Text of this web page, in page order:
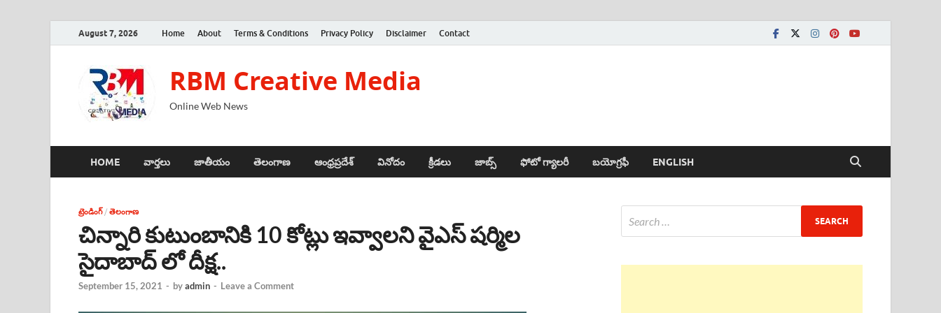
August 7, 2026 Home About Terms & Conditions Privacy Policy Disclaimer Contact
RBM Creative Media
Online Web News
HOME వార్తలు జాతీయం తెలంగాణ ఆంధ్రప్రదేశ్ వినోదం క్రీడలు జాబ్స్ ఫోటో గ్యాలరీ బయోగ్రఫీ ENGLISH
ట్రెండింగ్/ తెలంగాణ
చిన్నారి కుటుంబానికి 10 కోట్లు ఇవ్వాలని వైఎస్ షర్మిల
సైదాబాద్ లో దీక్ష..
September 15, 2021 - byadmin - Leave a Comment